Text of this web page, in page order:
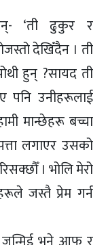
‘ती ढुकुर र
देखिँदैन । ती
हुन् ?सायद ती
पनि उनीहरूलाई
मान्छेहरू बच्चा
लगाएर उसको
। भोलि मेरो
जस्तै प्रेम गर्न